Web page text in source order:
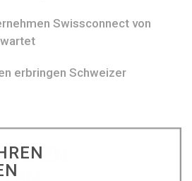
Swissconnect von
erbringen Schweizer